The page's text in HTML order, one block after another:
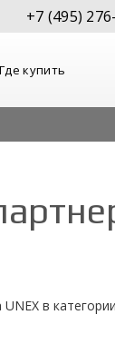
+7 (495)
Где купить
в